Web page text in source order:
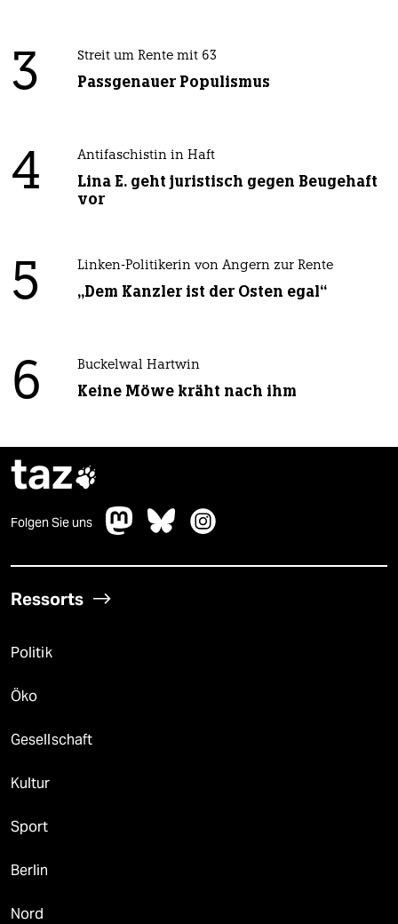
3 Streit um Rente mit 63
Passgenauer Populismus
4 Antifaschistin in Haft
Lina E. geht juristisch gegen Beugehaft
vor
5 Linken-Politikerin von Angern zur Rente
„Dem Kanzler ist der Osten egal“
6 Buckelwal Hartwin
Keine Möwe kräht nach ihm
taz
Folgen Sie uns
Ressorts
Politik
Öko
Gesellschaft
Kultur
Sport
Berlin
Nord